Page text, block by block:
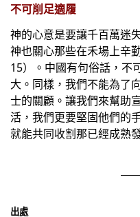
不可削足適履
神的心意是要讓千百萬迷
神也關心那些在禾場上辛
15）。中國有句俗話，不
大。同樣，我們不能為了
士的關顧。讓我們來幫助
活，我們更要堅固他們的
就能共同收割那已經成熟
出處